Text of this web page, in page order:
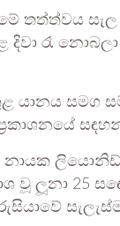
මේ තත්ත්වය
දිවා රෑ
යානය සමග
නායක
වූ ලූනා 25